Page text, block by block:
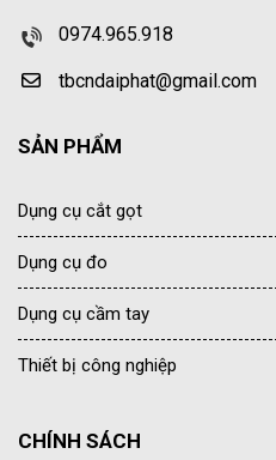
0974.965.918
tbcndaiphat@gmail.com
SẢN PHẨM
Dụng cụ cắt gọt
Dụng cụ đo
Dụng cụ cầm tay
Thiết bị công nghiệp
CHÍNH SÁCH